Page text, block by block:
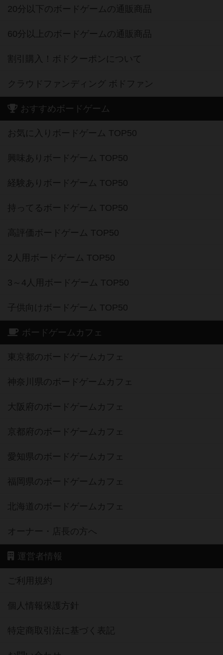
20分以下のボードゲームの通販商品
60分以上のボードゲームの通販商品
割引購入！ボドクーポンについて
クラウドファンディング ボドファン
おすすめボードゲーム
お気に入りボードゲーム TOP50
興味ありボードゲーム TOP50
経験ありボードゲーム TOP50
持ってるボードゲーム TOP50
高評価ボードゲーム TOP50
2人用ボードゲーム TOP50
3～4人用ボードゲーム TOP50
子供向けボードゲーム TOP50
ボードゲームカフェ
東京都のボードゲームカフェ
神奈川県のボードゲームカフェ
大阪府のボードゲームカフェ
京都府のボードゲームカフェ
愛知県のボードゲームカフェ
福岡県のボードゲームカフェ
北海道のボードゲームカフェ
オーナー・店長の方へ
運営者情報
ご利用規約
個人情報保護方針
特定商取引法に基づく表記